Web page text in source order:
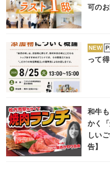
可の
NEW
って
和牛
かく
しい
告】